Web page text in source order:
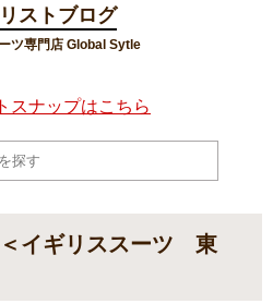
ストブログ
ツ専門店 Global Sytle
スナップはこちら
イギリススーツ 東